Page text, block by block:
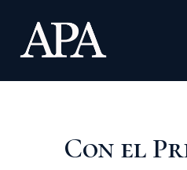
contenido
Con el